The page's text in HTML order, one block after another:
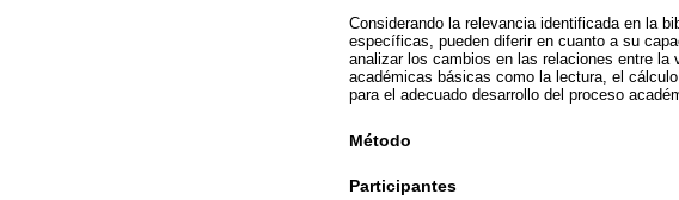
Considerando la relevancia identificada en la
específicas, pueden diferir en cuanto a su
analizar los cambios en las relaciones entre
académicas básicas como la lectura, el
para el adecuado desarrollo del proceso
Método
Participantes